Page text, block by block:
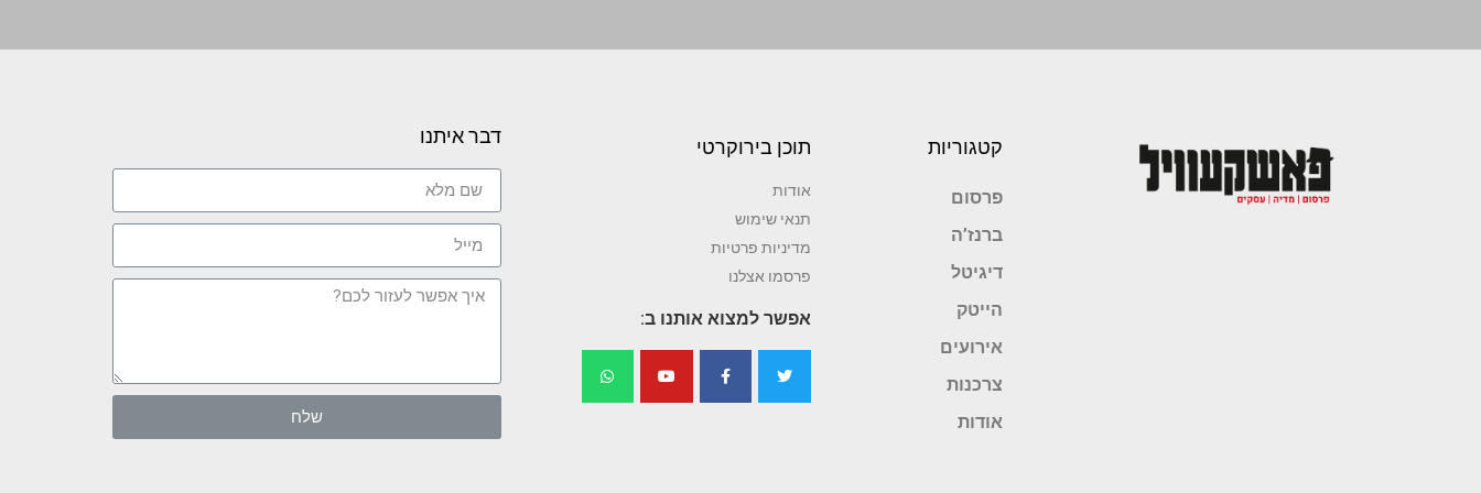
קטגוריות
פרסום
ברנז’ה
דיגיטל
הייטק
אירועים
צרכנות
אודות
תוכן בירוקרטי
אודות
תנאי שימוש
מדיניות פרטיות
פרסמו אצלנו
אפשר למצוא אותנו ב:
דבר איתנו
שלח